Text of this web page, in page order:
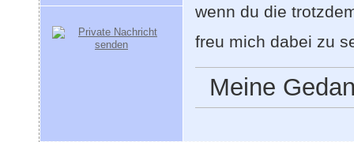
wenn du die
freu mich dabei zu
Meine